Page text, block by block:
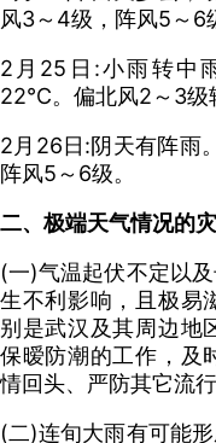
风3～4级，阵风5～6
2月25日:小雨转中
22℃。偏北风2～3级
2月26日:阴天有阵雨
阵风5～6级。
二、极端天气情况的
(一)气温起伏不定以
生不利影响，且极易
别是武汉及其周边地
保暧防潮的工作，及
情回头、严防其它流行
(二)连旬大雨有可能